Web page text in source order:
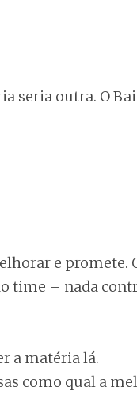
seria outra. O
e promete.
time – nada
a matéria lá.
como qual a